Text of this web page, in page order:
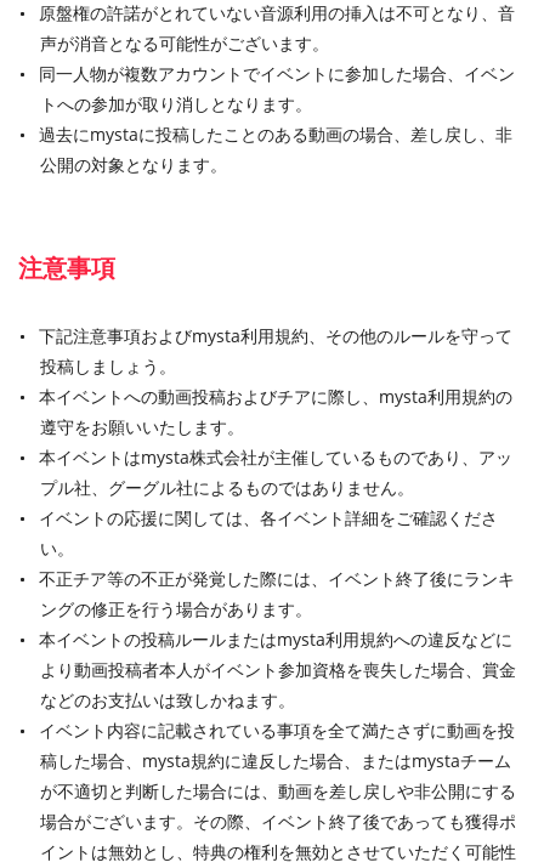
原盤権の許諾がとれていない音源利用の挿入は不可となり、音
声が消音となる可能性がございます。
同一人物が複数アカウントでイベントに参加した場合、イベン
トへの参加が取り消しとなります。
過去にmystaに投稿したことのある動画の場合、差し戻し、非
公開の対象となります。
注意事項
下記注意事項およびmysta利用規約、その他のルールを守って
投稿しましょう。
本イベントへの動画投稿およびチアに際し、mysta利用規約の
遵守をお願いいたします。
本イベントはmysta株式会社が主催しているものであり、アッ
プル社、グーグル社によるものではありません。
イベントの応援に関しては、各イベント詳細をご確認くださ
い。
不正チア等の不正が発覚した際には、イベント終了後にランキ
ングの修正を行う場合があります。
本イベントの投稿ルールまたはmysta利用規約への違反などに
より動画投稿者本人がイベント参加資格を喪失した場合、賞金
などのお支払いは致しかねます。
イベント内容に記載されている事項を全て満たさずに動画を投
稿した場合、mysta規約に違反した場合、またはmystaチーム
が不適切と判断した場合には、動画を差し戻しや非公開にする
場合がございます。その際、イベント終了後であっても獲得ポ
イントは無効とし、特典の権利を無効とさせていただく可能性